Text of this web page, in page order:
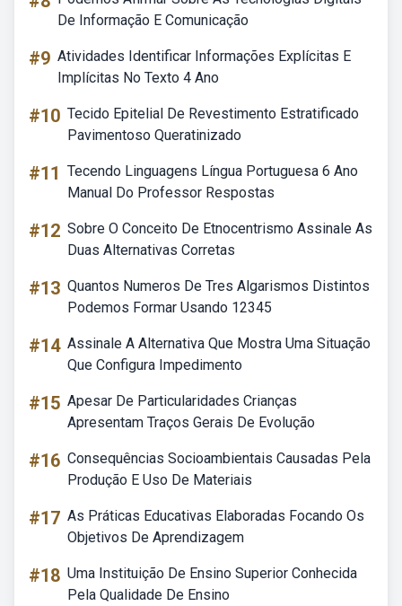
De Informação E Comunicação
#9 Atividades Identificar Informações Explícitas E
Implícitas No Texto 4 Ano
#10 Tecido Epitelial De Revestimento Estratificado
Pavimentoso Queratinizado
#11 Tecendo Linguagens Língua Portuguesa 6 Ano
Manual Do Professor Respostas
#12 Sobre O Conceito De Etnocentrismo Assinale As
Duas Alternativas Corretas
#13 Quantos Numeros De Tres Algarismos Distintos
Podemos Formar Usando 12345
#14 Assinale A Alternativa Que Mostra Uma Situação
Que Configura Impedimento
#15 Apesar De Particularidades Crianças
Apresentam Traços Gerais De Evolução
#16 Consequências Socioambientais Causadas Pela
Produção E Uso De Materiais
#17 As Práticas Educativas Elaboradas Focando Os
Objetivos De Aprendizagem
#18 Uma Instituição De Ensino Superior Conhecida
Pela Qualidade De Ensino